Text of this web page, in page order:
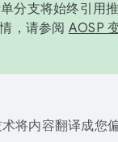
分支将始终引用
，请参阅 AOSP
将内容翻译成您